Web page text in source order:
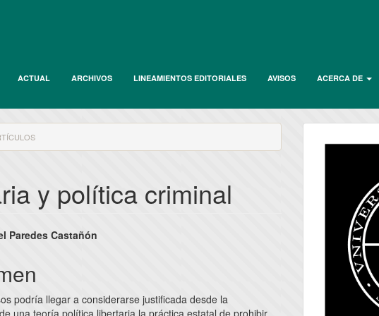
ACTUAL ARCHIVOS LINEAMIENTOS EDITORIALES AVISOS ACERCA DE
y política criminal
Paredes Castañón
podría llegar a considerarse justificada desde la